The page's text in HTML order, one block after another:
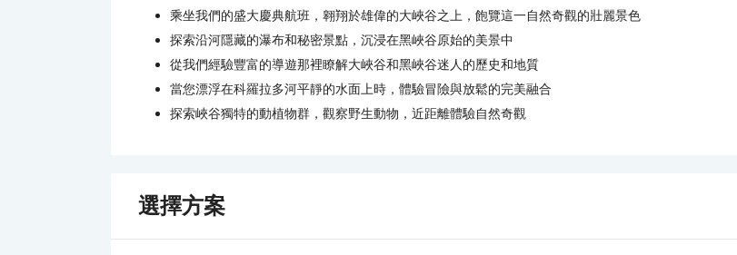
乘坐我們的盛大慶典航班，翱翔於雄偉的大峽谷之上，飽覽這一自然奇觀的壯麗景色
探索沿河隱藏的瀑布和秘密景點，沉浸在黑峽谷原始的美景中
從我們經驗豐富的導遊那裡瞭解大峽谷和黑峽谷迷人的歷史和地質
當您漂浮在科羅拉多河平靜的水面上時，體驗冒險與放鬆的完美融合
探索峽谷獨特的動植物群，觀察野生動物，近距離體驗自然奇觀
選擇方案